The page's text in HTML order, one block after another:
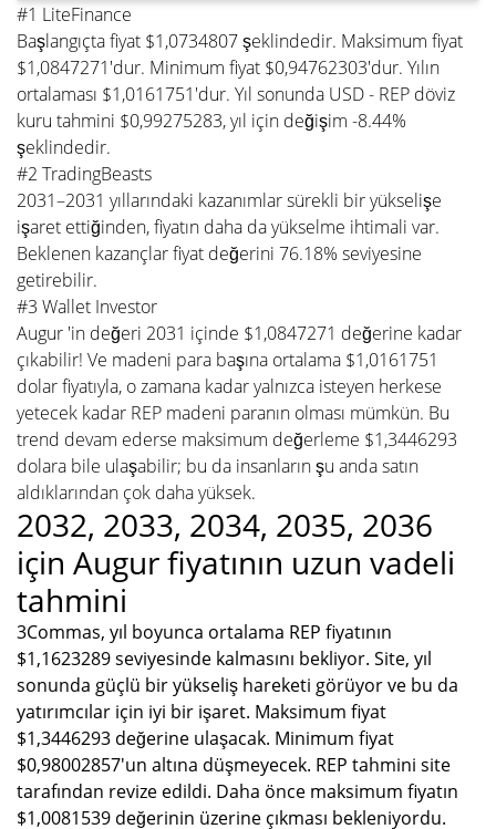
#1 LiteFinance
Başlangıçta fiyat $1,0734807 şeklindedir. Maksimum fiyat
$1,0847271'dur. Minimum fiyat $0,94762303'dur. Yılın
ortalaması $1,0161751'dur. Yıl sonunda USD - REP döviz
kuru tahmini $0,99275283, yıl için değişim -8.44%
şeklindedir.
#2 TradingBeasts
2031–2031 yıllarındaki kazanımlar sürekli bir yükselişe
işaret ettiğinden, fiyatın daha da yükselme ihtimali var.
Beklenen kazançlar fiyat değerini 76.18% seviyesine
getirebilir.
#3 Wallet Investor
Augur 'in değeri 2031 içinde $1,0847271 değerine kadar
çıkabilir! Ve madeni para başına ortalama $1,0161751
dolar fiyatıyla, o zamana kadar yalnızca isteyen herkese
yetecek kadar REP madeni paranın olması mümkün. Bu
trend devam ederse maksimum değerleme $1,3446293
dolara bile ulaşabilir; bu da insanların şu anda satın
aldıklarından çok daha yüksek.
2032, 2033, 2034, 2035, 2036
için Augur fiyatının uzun vadeli
tahmini
3Commas, yıl boyunca ortalama REP fiyatının
$1,1623289 seviyesinde kalmasını bekliyor. Site, yıl
sonunda güçlü bir yükseliş hareketi görüyor ve bu da
yatırımcılar için iyi bir işaret. Maksimum fiyat
$1,3446293 değerine ulaşacak. Minimum fiyat
$0,98002857'un altına düşmeyecek. REP tahmini site
tarafından revize edildi. Daha önce maksimum fiyatın
$1,0081539 değerinin üzerine çıkması bekleniyordu.